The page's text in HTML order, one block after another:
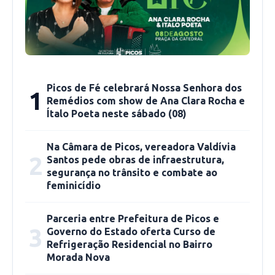
da comunidade Barro Vermelho, expressou a
alegria e falou da importância da conquista para
todos os quilombolas. “Receber este título é a
acesso a várias políticas públicas que antes
estavam distantes. Este é um dia de muita
felicidade para todos nós”, disse emocionada a
1
Picos de Fé celebrará Nossa Senhora dos
Remédios com show de Ana Clara Rocha e
Ítalo Poeta neste sábado (08)
2
Na Câmara de Picos, vereadora Valdívia
Santos pede obras de infraestrutura,
segurança no trânsito e combate ao
feminicídio
3
Parceria entre Prefeitura de Picos e
Governo do Estado oferta Curso de
Refrigeração Residencial no Bairro
Morada Nova